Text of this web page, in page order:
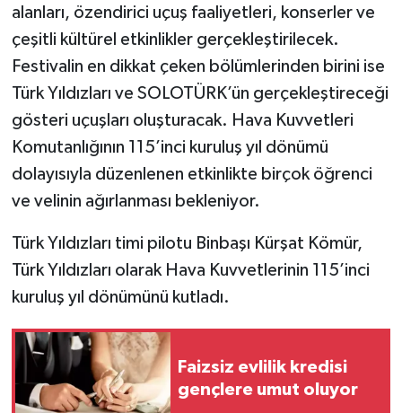
alanları, özendirici uçuş faaliyetleri, konserler ve
çeşitli kültürel etkinlikler gerçekleştirilecek.
Festivalin en dikkat çeken bölümlerinden birini ise
Türk Yıldızları ve SOLOTÜRK’ün gerçekleştireceği
gösteri uçuşları oluşturacak. Hava Kuvvetleri
Komutanlığının 115’inci kuruluş yıl dönümü
dolayısıyla düzenlenen etkinlikte birçok öğrenci
ve velinin ağırlanması bekleniyor.
Türk Yıldızları timi pilotu Binbaşı Kürşat Kömür,
Türk Yıldızları olarak Hava Kuvvetlerinin 115’inci
kuruluş yıl dönümünü kutladı.
Faizsiz evlilik kredisi
gençlere umut oluyor